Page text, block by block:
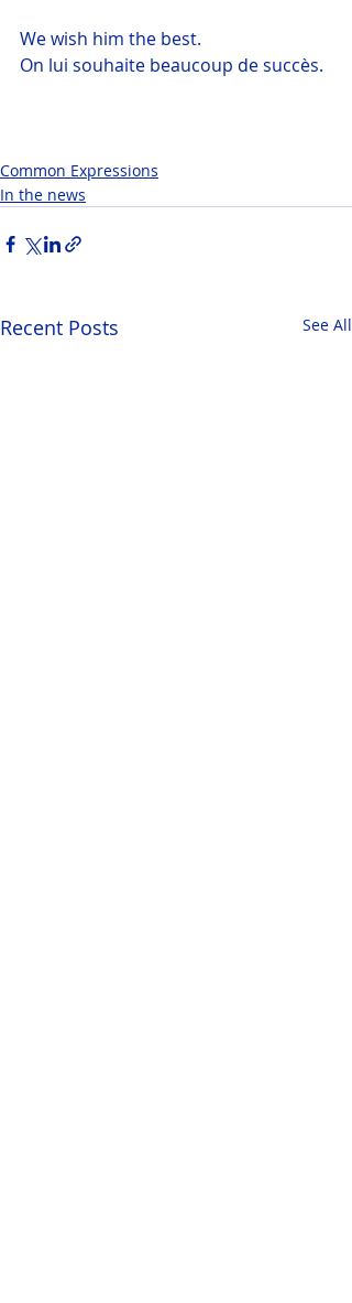
We wish him the best.
On lui souhaite beaucoup de succès.
Common Expressions
In the news
Recent Posts See All